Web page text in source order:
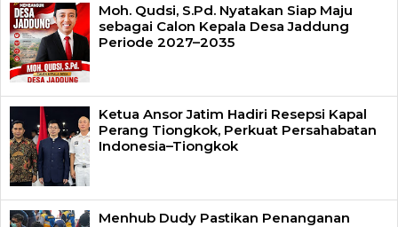
Moh. Qudsi, S.Pd. Nyatakan Siap Maju
sebagai Calon Kepala Desa Jaddung
Periode 2027–2035
Ketua Ansor Jatim Hadiri Resepsi Kapal
Perang Tiongkok, Perkuat Persahabatan
Indonesia–Tiongkok
Menhub Dudy Pastikan Penanganan